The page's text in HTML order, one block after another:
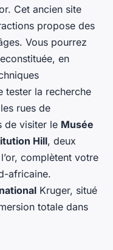
Cet ancien site
propose des
Vous pourrez
en
tester la recherche
rues de
de visiter le Musée
Hill, deux
complètent votre
africaine.
Kruger, situé
totale dans